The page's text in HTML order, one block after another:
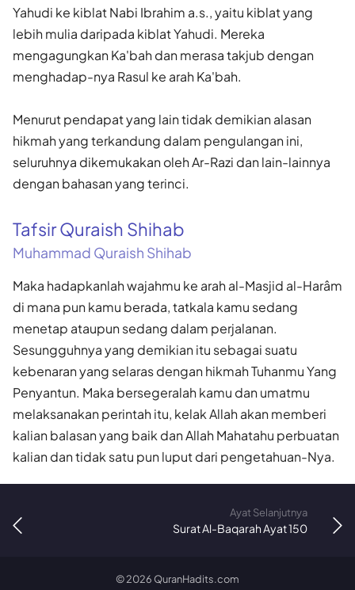
Yahudi ke kiblat Nabi Ibrahim a.s., yaitu kiblat yang
lebih mulia daripada kiblat Yahudi. Mereka
mengagungkan Ka'bah dan merasa takjub dengan
menghadap-nya Rasul ke arah Ka'bah.
Menurut pendapat yang lain tidak demikian alasan
hikmah yang terkandung dalam pengulangan ini,
seluruhnya dikemukakan oleh Ar-Razi dan lain-lainnya
dengan bahasan yang terinci.
Tafsir Quraish Shihab
Muhammad Quraish Shihab
Maka hadapkanlah wajahmu ke arah al-Masjid al-Harâm
di mana pun kamu berada, tatkala kamu sedang
menetap ataupun sedang dalam perjalanan.
Sesungguhnya yang demikian itu sebagai suatu
kebenaran yang selaras dengan hikmah Tuhanmu Yang
Penyantun. Maka bersegeralah kamu dan umatmu
melaksanakan perintah itu, kelak Allah akan memberi
kalian balasan yang baik dan Allah Mahatahu perbuatan
kalian dan tidak satu pun luput dari pengetahuan-Nya.
Ayat Selanjutnya
Surat Al-Baqarah Ayat 150
©2026 QuranHadits.com